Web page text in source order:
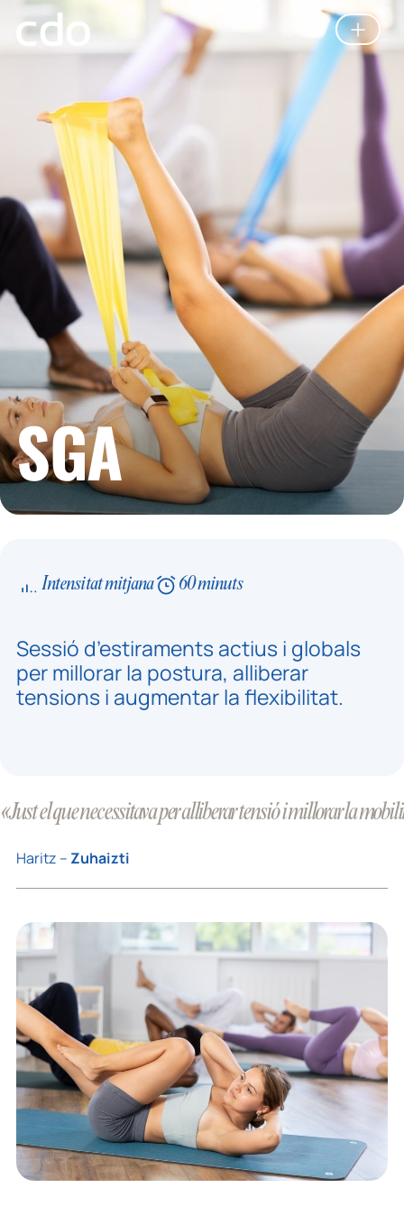
SGA
Intensitat mitjana 60 minuts
Sessió d’estiraments actius i globals
per millorar la postura, alliberar
tensions i augmentar la flexibilitat.
«Just el que necessitava per alliberar tensió i millorar la
Haritz – Zuhaizti